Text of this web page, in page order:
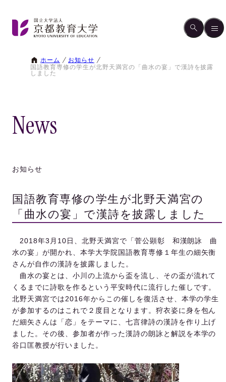
ホーム
お知らせ
国語教育専修の学生が北野天満宮の「曲水の宴」で漢詩を披露
しました
News
お知らせ
国語教育専修の学生が北野天満宮の
「曲水の宴」で漢詩を披露しました
2018年3月10日、北野天満宮で「菅公顕彰 和漢朗詠 曲
水の宴」が開かれ、本学大学院国語教育専修１年生の細矢衡
さんが自作の漢詩を披露しました。
曲水の宴とは、小川の上流から盃を流し、その盃が流れて
くるまでに詩歌を作るという平安時代に流行した催しです。
北野天満宮では2016年からこの催しを復活させ、本学の学生
が参加するのはこれで２度目となります。狩衣姿に身を包ん
だ細矢さんは「恋」をテーマに、七言律詩の漢詩を作り上げ
ました。その後、参加者が作った漢詩の朗詠と解説を本学の
谷口匡教授が行いました。